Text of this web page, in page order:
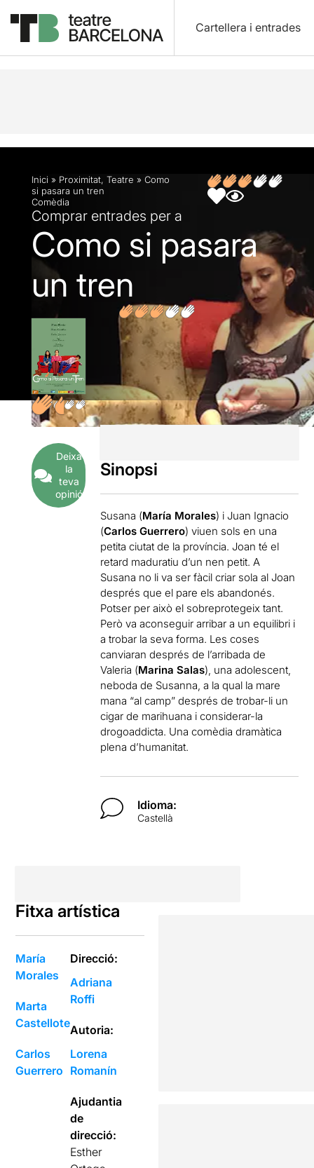
Cartellera i entrades
Descripció Fitxa artística Fotos i vídeos
Inici » Proximitat, Teatre » Como
si pasara un tren
Comèdia
Comprar entrades per a
Como si pasara
un tren
Deixa
la
teva
opinió
Sinopsi
Susana (María Morales) i Juan Ignacio
(Carlos Guerrero) viuen sols en una
petita ciutat de la província. Joan té el
retard maduratiu d’un nen petit. A
Susana no li va ser fàcil criar sola al Joan
després que el pare els abandonés.
Potser per això el sobreprotegeix tant.
Però va aconseguir arribar a un equilibri i
a trobar la seva forma. Les coses
canviaran després de l’arribada de
Valeria (Marina Salas), una adolescent,
neboda de Susanna, a la qual la mare
mana “al camp” després de trobar-li un
cigar de marihuana i considerar-la
drogoaddicta. Una comèdia dramàtica
plena d’humanitat.
Idioma:
Castellà
Fitxa artística
María
Morales
Marta
Castellote
Carlos
Guerrero
Direcció:
Adriana
Roffi
Autoria:
Lorena
Romanín
Ajudantia
de
direcció:
Esther